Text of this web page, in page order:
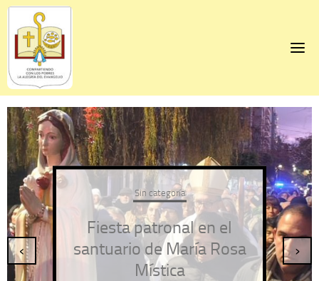
Skip
content
Sin categoría
Fiesta patronal en el
santuario de María Rosa
Mística
‹ ›